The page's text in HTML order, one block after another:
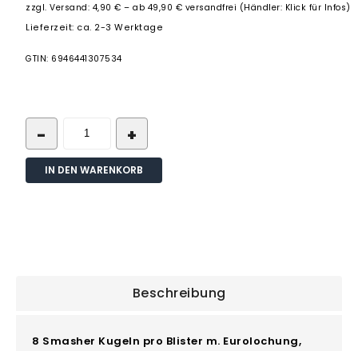
zzgl.Versand: 4,90 € – ab 49,90 € versandfrei (Händler: Klick für Infos)
Lieferzeit: ca. 2-3 Werktage
GTIN: 6946441307534
IN DEN WARENKORB
Beschreibung
8 Smasher Kugeln pro Blister m. Eurolochung,